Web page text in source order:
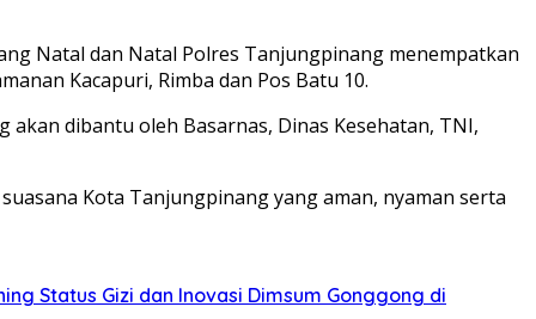
Natal dan Natal Polres Tanjungpinang menempatkan
Kacapuri, Rimba dan Pos Batu 10.
dibantu oleh Basarnas, Dinas Kesehatan, TNI,
Kota Tanjungpinang yang aman, nyaman serta
Status Gizi dan Inovasi Dimsum Gonggong di